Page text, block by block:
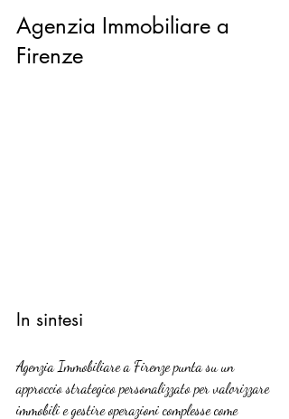
Agenzia Immobiliare a
Firenze
In sintesi
Agenzia Immobiliare a Firenze punta su un
approccio strategico personalizzato per valorizzare
immobili e gestire operazioni complesse come